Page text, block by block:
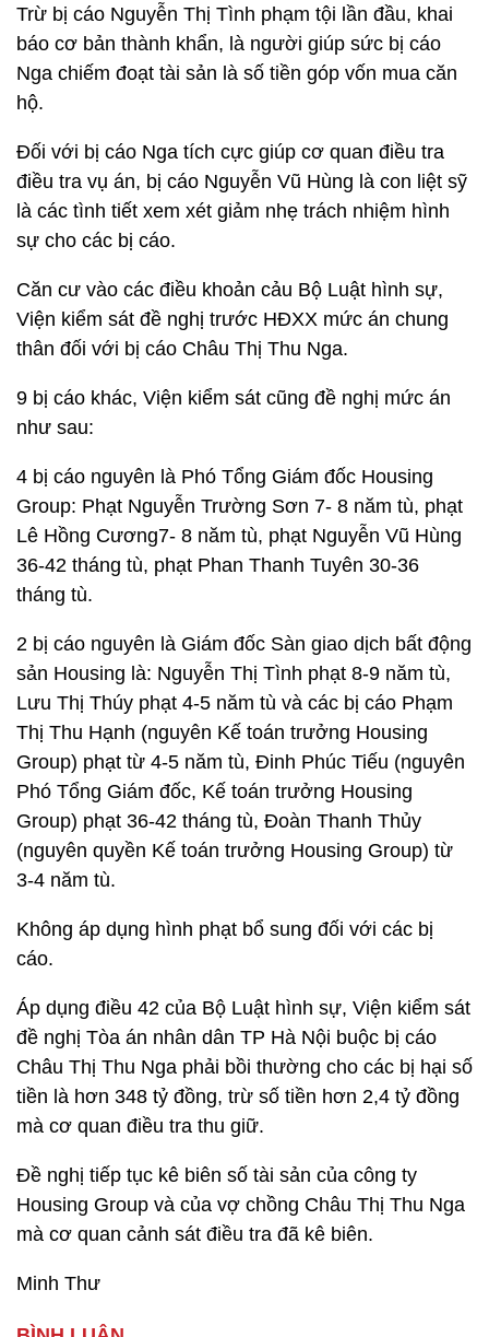
Trừ bị cáo Nguyễn Thị Tình phạm tội lần đầu, khai
báo cơ bản thành khẩn, là người giúp sức bị cáo
Nga chiếm đoạt tài sản là số tiền góp vốn mua căn
hộ.
Đối với bị cáo Nga tích cực giúp cơ quan điều tra
điều tra vụ án, bị cáo Nguyễn Vũ Hùng là con liệt sỹ
là các tình tiết xem xét giảm nhẹ trách nhiệm hình
sự cho các bị cáo.
Căn cư vào các điều khoản cảu Bộ Luật hình sự,
Viện kiểm sát đề nghị trước HĐXX mức án chung
thân đối với bị cáo Châu Thị Thu Nga.
9 bị cáo khác, Viện kiểm sát cũng đề nghị mức án
như sau:
4 bị cáo nguyên là Phó Tổng Giám đốc Housing
Group: Phạt Nguyễn Trường Sơn 7- 8 năm tù, phạt
Lê Hồng Cương7- 8 năm tù, phạt Nguyễn Vũ Hùng
36-42 tháng tù, phạt Phan Thanh Tuyên 30-36
tháng tù.
2 bị cáo nguyên là Giám đốc Sàn giao dịch bất động
sản Housing là: Nguyễn Thị Tình phạt 8-9 năm tù,
Lưu Thị Thúy phạt 4-5 năm tù và các bị cáo Phạm
Thị Thu Hạnh (nguyên Kế toán trưởng Housing
Group) phạt từ 4-5 năm tù, Đinh Phúc Tiếu (nguyên
Phó Tổng Giám đốc, Kế toán trưởng Housing
Group) phạt 36-42 tháng tù, Đoàn Thanh Thủy
(nguyên quyền Kế toán trưởng Housing Group) từ
3-4 năm tù.
Không áp dụng hình phạt bổ sung đối với các bị
cáo.
Áp dụng điều 42 của Bộ Luật hình sự, Viện kiểm sát
đề nghị Tòa án nhân dân TP Hà Nội buộc bị cáo
Châu Thị Thu Nga phải bồi thường cho các bị hại số
tiền là hơn 348 tỷ đồng, trừ số tiền hơn 2,4 tỷ đồng
mà cơ quan điều tra thu giữ.
Đề nghị tiếp tục kê biên số tài sản của công ty
Housing Group và của vợ chồng Châu Thị Thu Nga
mà cơ quan cảnh sát điều tra đã kê biên.
Minh Thư